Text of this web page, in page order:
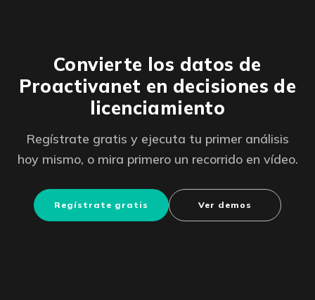
Convierte los datos de
Proactivanet en decisiones de
licenciamiento
Regístrate gratis y ejecuta tu primer análisis
hoy mismo, o mira primero un recorrido en vídeo.
Regístrate gratis Ver demos